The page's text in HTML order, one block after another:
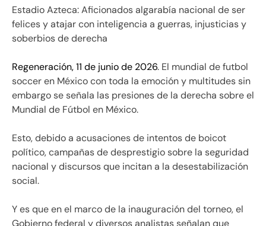
Estadio Azteca: Aficionados algarabía nacional de ser
felices y atajar con inteligencia a guerras, injusticias y
soberbios de derecha
Regeneración, 11 de junio de 2026. El mundial de futbol
soccer en México con toda la emoción y multitudes sin
embargo se señala las presiones de la derecha sobre el
Mundial de Fútbol en México.
Esto, debido a acusaciones de intentos de boicot
político, campañas de desprestigio sobre la seguridad
nacional y discursos que incitan a la desestabilización
social.
Y es que en el marco de la inauguración del torneo, el
Gobierno federal y diversos analistas señalan que